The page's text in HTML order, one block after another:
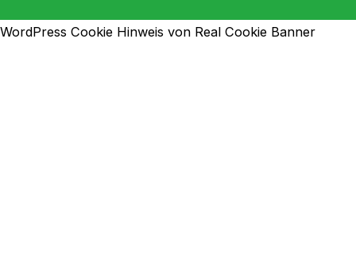
WordPress Cookie Hinweis von Real Cookie Banner